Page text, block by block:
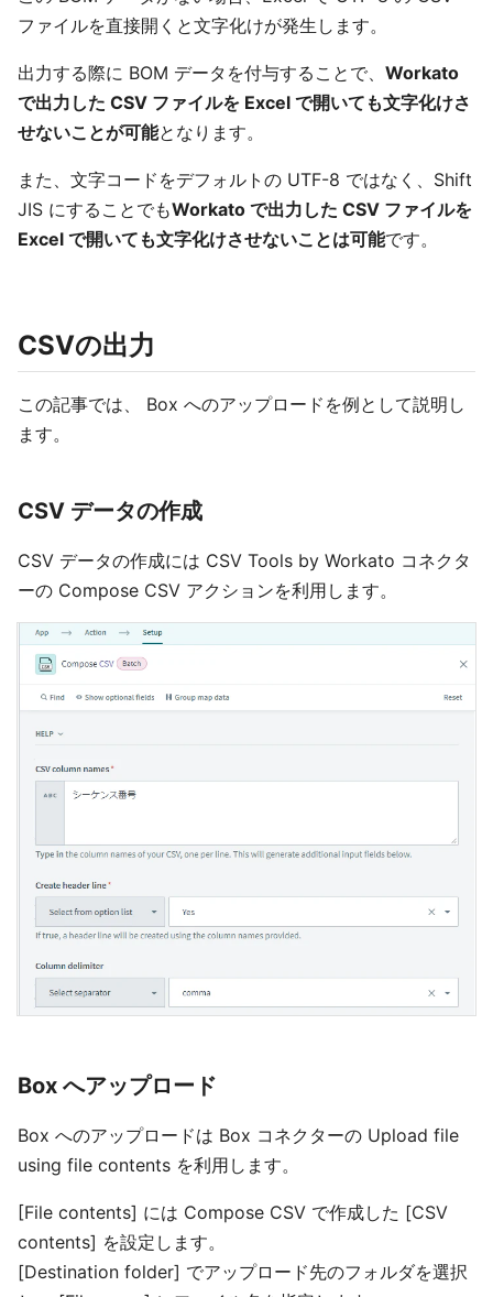
ファイルを直接開くと文字化けが発生します。
出力する際に BOM データを付与することで、 Workato
で出力した CSV ファイルを Excel で開いても文字化けさ
せないことが可能となります。
また、文字コードをデフォルトの UTF-8 ではなく、Shift
JIS にすることでもWorkato で出力した CSV ファイルを
Excel で開いても文字化けさせないことは可能です。
CSVの出力
この記事では、 Box へのアップロードを例として説明し
ます。
CSV データの作成
CSV データの作成には CSV Tools by Workato コネクタ
ーの Compose CSV アクションを利用します。
Box へアップロード
Box へのアップロードは Box コネクターの Upload file
using file contents を利用します。
[File contents] には Compose CSV で作成した [CSV
contents] を設定します。
[Destination folder] でアップロード先のフォルダを選択